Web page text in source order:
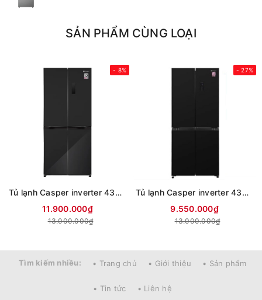
SẢN PHẨM CÙNG LOẠI
- 8%
Tủ lạnh Casper inverter 430 lít multi door RM-D430GBS
11.900.000₫
13.000.000₫
- 27%
Tủ lạnh Casper inverter 430 lít multi door RM-430PB
9.550.000₫
13.000.000₫
Tìm kiếm nhiều: • Trang chủ • Giới thiệu • Sản phẩm
• Tin tức • Liên hệ